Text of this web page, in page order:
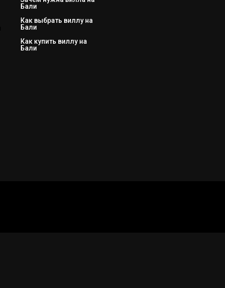
Бали
Как выбрать виллу на
Бали
Как купить виллу на
Бали